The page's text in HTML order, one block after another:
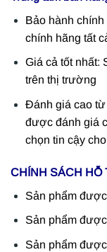
Bảo hành
chính hãng tất
Giá cả tốt nhất:
trên thị trường
Đánh giá cao
được đánh giá
chọn tin cậy
CHÍNH SÁCH HỖ
Sản phẩm
Sản phẩm
Sản phẩm